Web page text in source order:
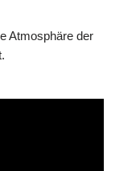
Atmosphäre der